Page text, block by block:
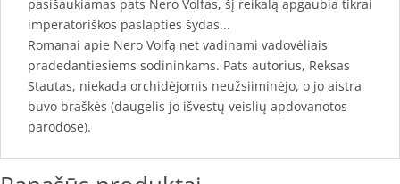
pasišaukiamas pats Nero Volfas, šį reikalą apgaubia tikrai
imperatoriškos paslapties šydas...
Romanai apie Nero Volfą net vadinami vadovėliais
pradedantiesiems sodininkams. Pats autorius, Reksas
Stautas, niekada orchidėjomis neužsiiminėjo, o jo aistra
buvo braškės (daugelis jo išvestų veislių apdovanotos
parodose).